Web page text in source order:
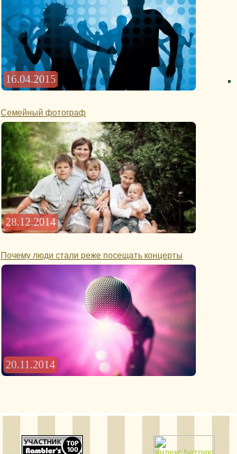
16.04.2015
Семейный фотограф
28.12.2014
Почему люди стали реже посещать концерты
20.11.2014